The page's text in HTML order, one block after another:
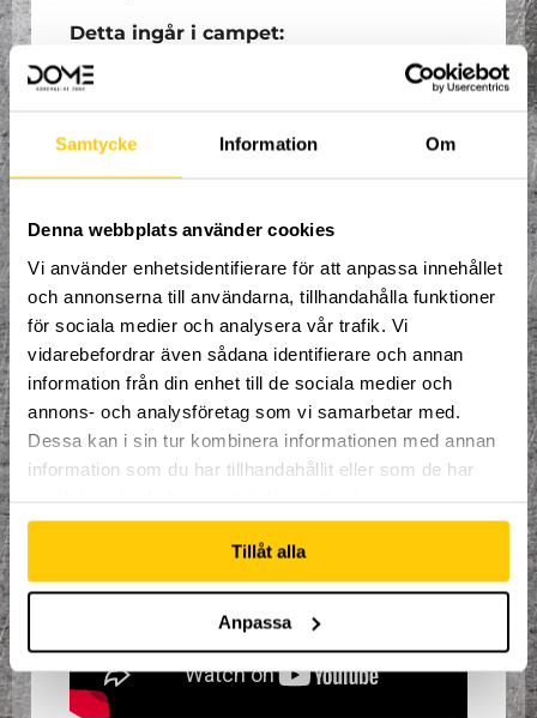
Samtycke Information Om
Denna webbplats använder cookies
Vi använder enhetsidentifierare för att anpassa innehållet
och annonserna till användarna, tillhandahålla funktioner
för sociala medier och analysera vår trafik. Vi
vidarebefordrar även sådana identifierare och annan
information från din enhet till de sociala medier och
annons- och analysföretag som vi samarbetar med.
Dessa kan i sin tur kombinera informationen med annan
information som du har tillhandahållit eller som de har
Tillåt alla
Anpassa
Detta ingår i campet:
Organiserad och spontan
Anmäl dig här!
Åldersgräns 8 år.